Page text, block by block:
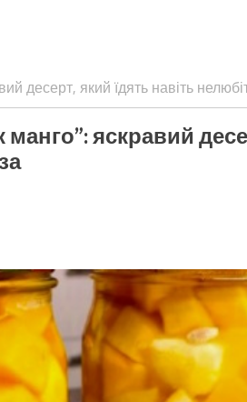
десерт, який їдять навіть
яскравий